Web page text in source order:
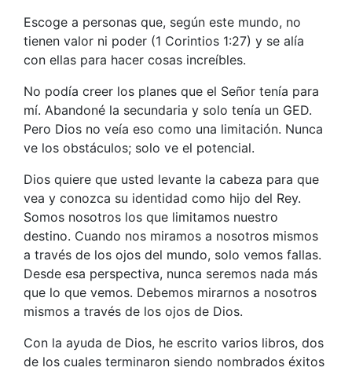
Escoge a personas que, según este mundo, no
tienen valor ni poder (1 Corintios 1:27) y se alía
con ellas para hacer cosas increíbles.
No podía creer los planes que el Señor tenía para
mí. Abandoné la secundaria y solo tenía un GED.
Pero Dios no veía eso como una limitación. Nunca
ve los obstáculos; solo ve el potencial.
Dios quiere que usted levante la cabeza para que
vea y conozca su identidad como hijo del Rey.
Somos nosotros los que limitamos nuestro
destino. Cuando nos miramos a nosotros mismos
a través de los ojos del mundo, solo vemos fallas.
Desde esa perspectiva, nunca seremos nada más
que lo que vemos. Debemos mirarnos a nosotros
mismos a través de los ojos de Dios.
Con la ayuda de Dios, he escrito varios libros, dos
de los cuales terminaron siendo nombrados éxitos